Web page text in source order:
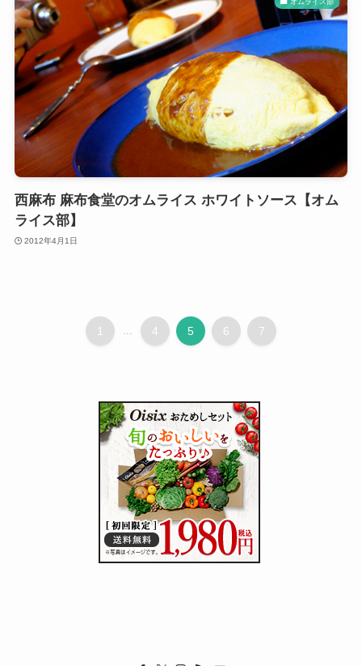
オムライス部
西麻布 麻布食堂のオムライス ホワイトソース【オム
ライス部】
2012年4月1日
1 ... 4 5 6 7